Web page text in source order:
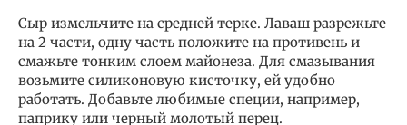
Сыр измельчите на средней терке. Лаваш разрежьте
на 2 части, одну часть положите на противень и
смажьте тонким слоем майонеза. Для смазывания
возьмите силиконовую кисточку, ей удобно
работать. Добавьте любимые специи, например,
паприку или черный молотый перец.